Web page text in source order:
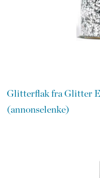
Glitterflak fra Glitter
(annonselenke)